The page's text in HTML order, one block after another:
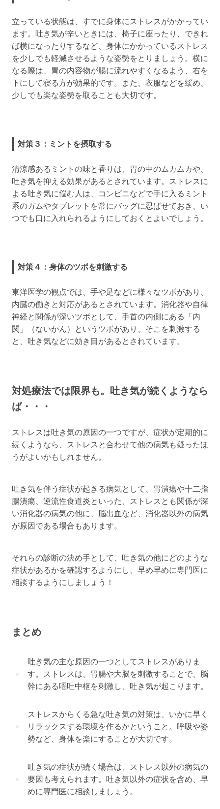
立っている状態は、すでに身体にストレスがかかってい
ます。吐き気が辛いときには、椅子に座ったり、できれ
ば横になったりするなど、身体にかかっているストレス
を少しでも軽減させるような姿勢をとりましょう。横に
なる際は、胃の内容物が腸に流れやすくなるよう、右を
下にして寝る方が効果的です。また、衣服などを緩め、
少しでも楽な姿勢を取ることも大切です。
対策３：ミントを摂取する
清涼感あるミントの味と香りは、胃の中のムカムカや、
吐き気を抑える効果があるとされています。ストレスに
よる吐き気に悩む人は、コンビニなどで手に入るミント
系のガムやタブレットを常にバッグに忍ばせておき、い
つでも口に入れられるようにしておくとよいでしょう。
対策４：身体のツボを刺激する
東洋医学の観点では、手や足などに様々なツボがあり、
内臓の働きと対応があるとされています。消化器や自律
神経と関係が深いツボとして、手首の内側にある「内
関」（ないかん）というツボがあり、そこを刺激する
と、吐き気などに効き目があるとされています。
対処療法では限界も。吐き気が続くようなら
ば・・・
ストレスは吐き気の原因の一つですが、症状が定期的に
続くようなら、ストレスと合わせて他の病気も疑ったほ
うがよいかもしれません。
吐き気を伴う症状が起きる病気として、胃潰瘍や十二指
腸潰瘍、逆流性食道炎といった、ストレスとも関係が深
い消化器の病気の他に、脳出血など、消化器以外の病気
が原因である場合もあります。
それらの診断の決め手として、吐き気の他にどのような
症状があるかを確認するようにし、早め早めに専門医に
相談するようにしましょう！
まとめ
吐き気の主な原因の一つとしてストレスがありま
す。ストレスは、胃腸や大脳を刺激することで、脳
幹にある嘔吐中枢を刺激し、吐き気が起こります。
ストレスからくる急な吐き気の対策は、いかに早く
リラックスする環境を作るかということ。呼吸や姿
勢など、身体を楽にすることが大切です。
吐き気の症状が続く場合は、ストレス以外の病気の
要因も考えられます。吐き気以外の症状を含め、早
めに専門医に相談しましょう。